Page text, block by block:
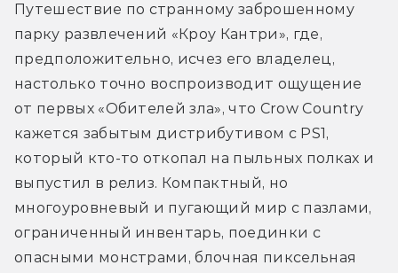
Путешествие по странному заброшенному
парку развлечений «Кроу Кантри», где,
предположительно, исчез его владелец,
настолько точно воспроизводит ощущение
от первых «Обителей зла», что Crow Country
кажется забытым дистрибутивом с PS1,
который кто-то откопал на пыльных полках и
выпустил в релиз. Компактный, но
многоуровневый и пугающий мир с пазлами,
ограниченный инвентарь, поединки с
опасными монстрами, блочная пиксельная